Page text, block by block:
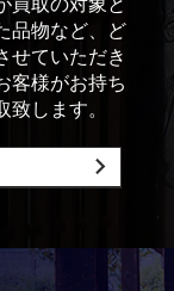
品物など、ど
せていただき
客様がお持ち
します。